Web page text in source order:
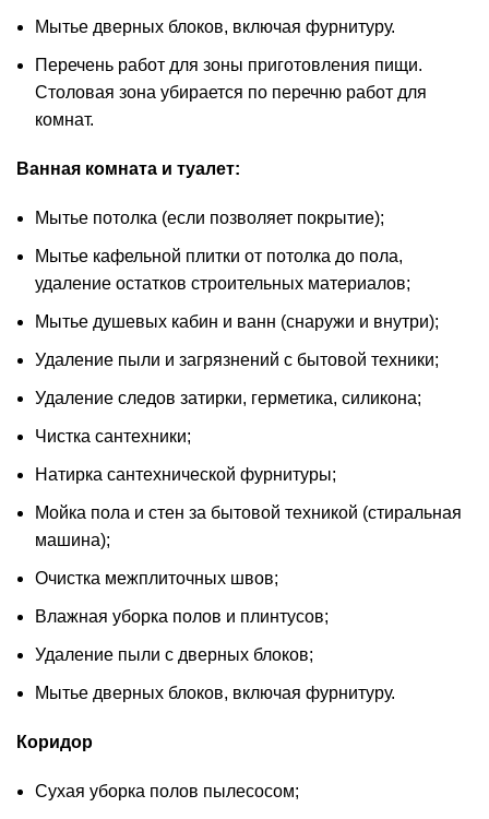
Мытье дверных блоков, включая фурнитуру.
Перечень работ для зоны приготовления пищи.
Столовая зона убирается по перечню работ для
комнат.
Ванная комната и туалет:
Мытье потолка (если позволяет покрытие);
Мытье кафельной плитки от потолка до пола,
удаление остатков строительных материалов;
Мытье душевых кабин и ванн (снаружи и внутри);
Удаление пыли и загрязнений с бытовой техники;
Удаление следов затирки, герметика, силикона;
Чистка сантехники;
Натирка сантехнической фурнитуры;
Мойка пола и стен за бытовой техникой (стиральная
машина);
Очистка межплиточных швов;
Влажная уборка полов и плинтусов;
Удаление пыли с дверных блоков;
Мытье дверных блоков, включая фурнитуру.
Коридор
Сухая уборка полов пылесосом;